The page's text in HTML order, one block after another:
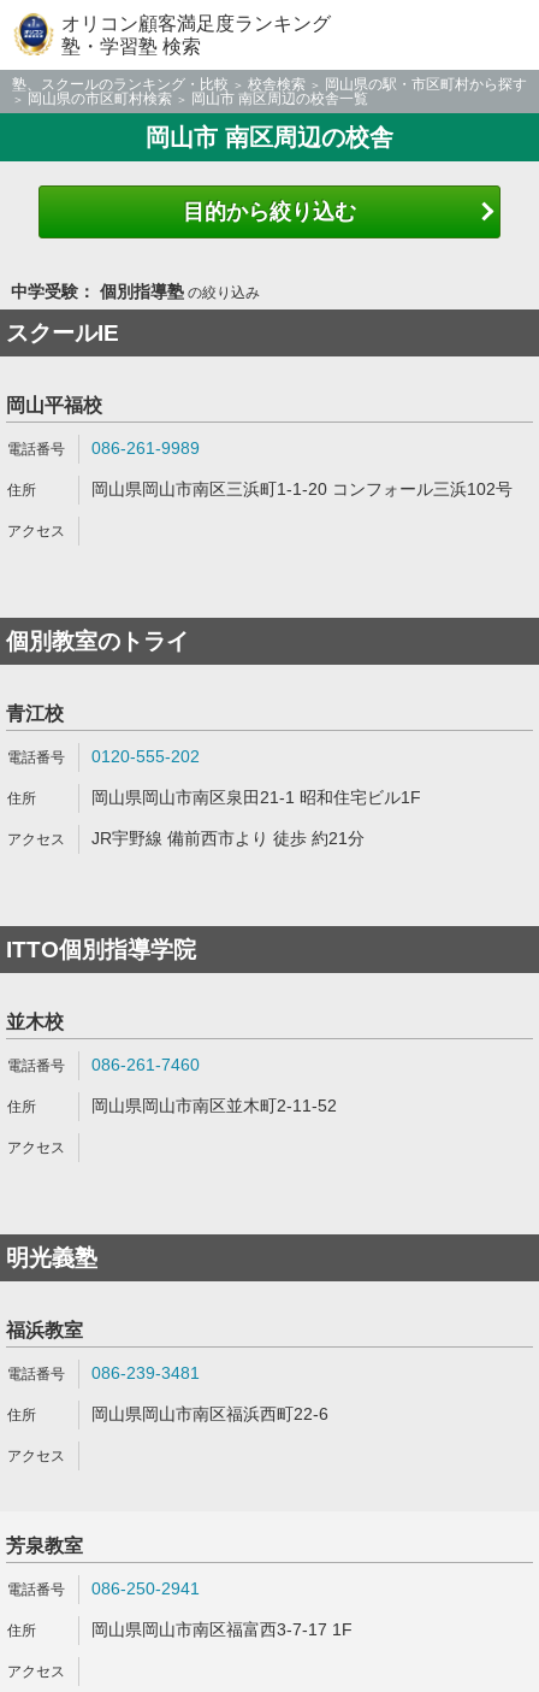
オリコン顧客満足度ランキング
塾・学習塾 検索
塾、スクールのランキング・比較 校舎検索
岡山県の駅・市区町村から探す
岡山県の市区町村検索
岡山市 南区周辺の校舎一覧
岡山市 南区周辺の校舎
目的から絞り込む
中学受験： 個別指導塾の絞り込み
スクールIE
岡山平福校
086-261-9989
岡山県岡山市南区三浜町1-1-20 コンフォール三浜102号
個別教室のトライ
青江校
0120-555-202
岡山県岡山市南区泉田21-1 昭和住宅ビル1F
JR宇野線 備前西市より 徒歩 約21分
ITTO個別指導学院
並木校
086-261-7460
岡山県岡山市南区並木町2-11-52
明光義塾
福浜教室
086-239-3481
岡山県岡山市南区福浜西町22-6
芳泉教室
086-250-2941
岡山県岡山市南区福富西3-7-17 1F